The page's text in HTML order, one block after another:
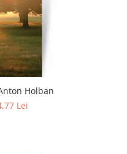
Holban
Lei